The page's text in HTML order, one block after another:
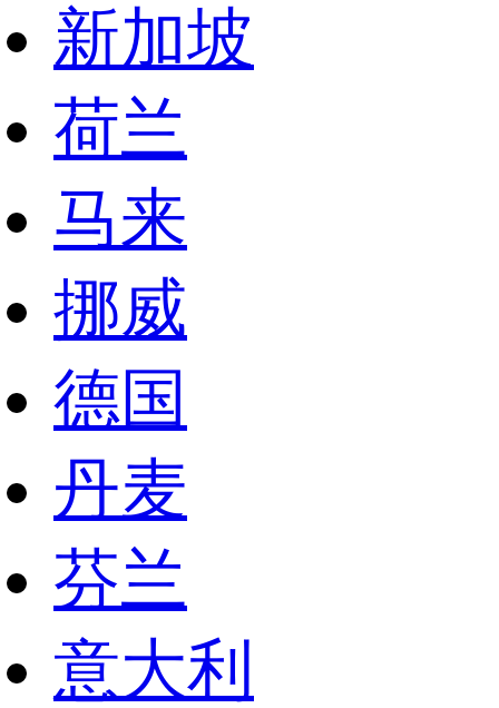
新加坡
荷兰
马来
挪威
德国
丹麦
芬兰
意大利